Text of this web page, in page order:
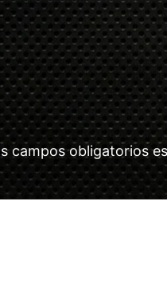
campos obligatorios